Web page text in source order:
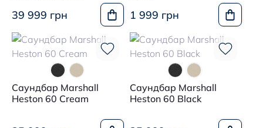
39 999 грн 1 999 грн
Саундбар Marshall
Heston 60 Cream
Саундбар Marshall
Heston 60 Black